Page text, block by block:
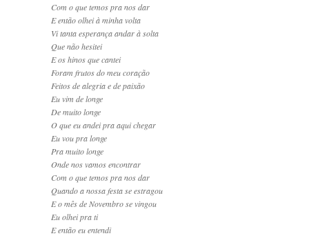
Com o que temos pra nos dar
E então olhei à minha volta
Vi tanta esperança andar à solta
Que não hesitei
E os hinos que cantei
Foram frutos do meu coração
Feitos de alegria e de paixão
Eu vim de longe
De muito longe
O que eu andei pra aqui chegar
Eu vou pra longe
Pra muito longe
Onde nos vamos encontrar
Com o que temos pra nos dar
Quando a nossa festa se estragou
E o mês de Novembro se vingou
Eu olhei pra ti
E então eu entendi